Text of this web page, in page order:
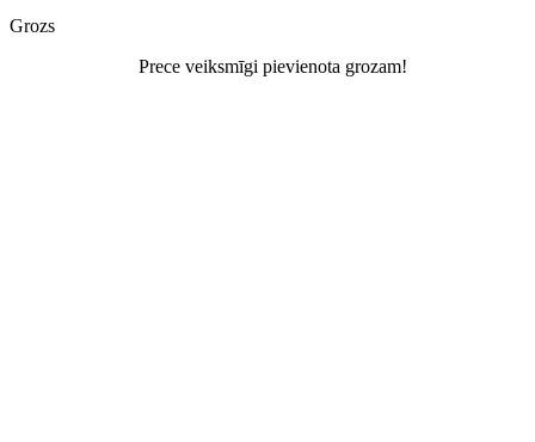
Grozs
Prece veiksmīgi pievienota grozam!